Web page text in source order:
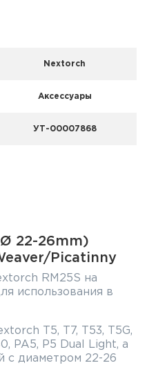
Nextorch
Аксессуары
УТ-00007868
22-26mm)
Picatinny
RM25S на
использования в
T5, T7, T53, T5G,
PA5, P5 Dual Light, а
с диаметром 22-26